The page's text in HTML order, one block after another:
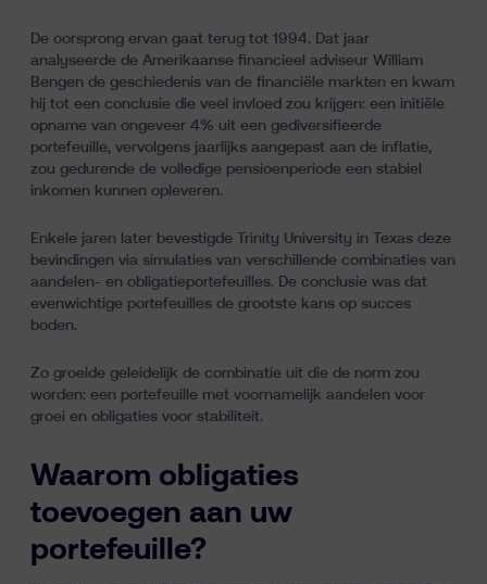
De oorsprong ervan gaat terug tot 1994. Dat jaar
analyseerde de Amerikaanse financieel adviseur William
Bengen de geschiedenis van de financiële markten en kwam
hij tot een conclusie die veel invloed zou krijgen: een initiële
opname van ongeveer 4% uit een gediversifieerde
portefeuille, vervolgens jaarlijks aangepast aan de inflatie,
zou gedurende de volledige pensioenperiode een stabiel
inkomen kunnen opleveren.
Enkele jaren later bevestigde Trinity University in Texas deze
bevindingen via simulaties van verschillende combinaties van
aandelen- en obligatieportefeuilles. De conclusie was dat
evenwichtige portefeuilles de grootste kans op succes
boden.
Zo groeide geleidelijk de combinatie uit die de norm zou
worden: een portefeuille met voornamelijk aandelen voor
groei en obligaties voor stabiliteit.
Waarom obligaties
toevoegen aan uw
portefeuille?